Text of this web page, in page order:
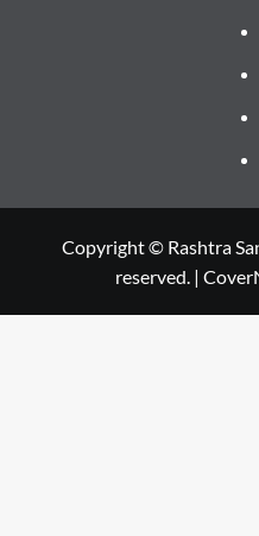
Copyright © Rashtra
reserved. |